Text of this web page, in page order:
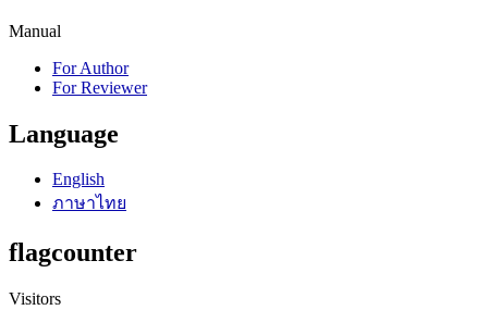
Manual
For Author
For Reviewer
Language
English
ภาษาไทย
flagcounter
Visitors